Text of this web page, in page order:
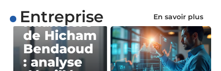
Entreprise En savoir plus
La saga
financière
de Hicham
Bendaoud
: analyse